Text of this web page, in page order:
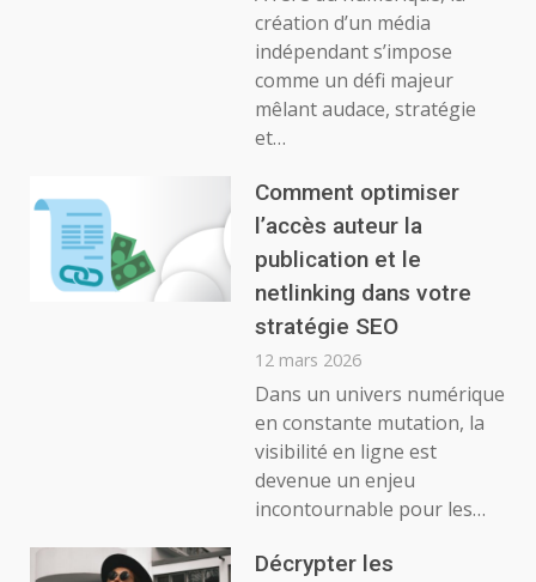
création d’un média
indépendant s’impose
comme un défi majeur
mêlant audace, stratégie
et…
Comment optimiser
l’accès auteur la
publication et le
netlinking dans votre
stratégie SEO
12 mars 2026
Dans un univers numérique
en constante mutation, la
visibilité en ligne est
devenue un enjeu
incontournable pour les…
Décrypter les